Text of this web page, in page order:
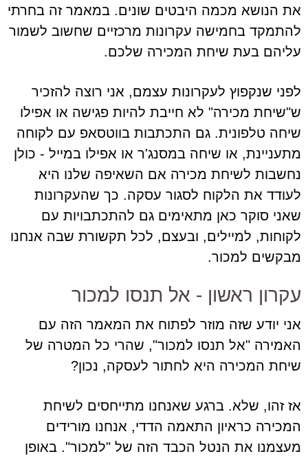
את הנושא מכמה היבטים שונים. במאמר זה בחרתי
להתמקד בחמישה עקרונות מרכזיים שחשוב לשמור
עליהם בעת שיחת המכירה שלכם.
לפני שנקפוץ לעקרונות עצמם, אני רוצה להזכיר
ש"שיחת מכירה" לא חייבת להיות פגישה או אפילו
שיחה טלפונית. גם התכתבות בווטסאפ עם לקוחה
מתעניינת, או שיחה במסנג'ר או אפילו במייל - כולן
נחשבות לשיחת מכירה אם השאיפה שלנו היא
לעודד את הלקוח לסגור עסקה. כך שהעקרונות
שאני סוקר כאן מתאימים גם להתכתבויות עם
לקוחות, למיילים, ובעצם, לכל תקשורת שבה אנחנו
מבקשים למכור.
עקרון ראשון - אל תנסו למכור
אני יודע שזה מוזר לפתוח את המאמר הזה עם
האמירה "אל תנסו למכור", שהרי כל המטרה של
שיחת המכירה היא לחתור לעסקה, נכון?
אז זהו, שלא. ברגע שאנחנו מתייחסים לשיחת
המכירה כראיון התאמה הדדי, אנחנו מורידים
מעצמנו את הנטל הכבד הזה של "למכור". באופן